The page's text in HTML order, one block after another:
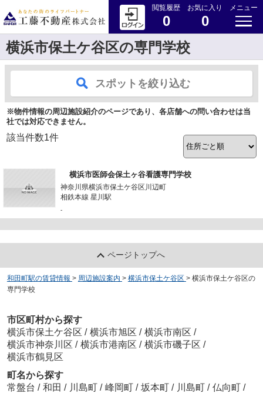
閲覧履歴
0
お気に入り
0
メニュー
横浜市保土ケ谷区の専門学校
スポットを絞り込む
※物件情報の周辺施設紹介のページであり、各店舗への問い合わせは当
社では対応できません。
該当件数1件
横浜市医師会保土ヶ谷看護専門学校
神奈川県横浜市保土ケ谷区川辺町
相鉄本線 星川駅
-
ページトップへ
和田町駅の賃貸情報 > 周辺施設案内 > 横浜市保土ケ谷区 > 横浜市保土ケ谷区の
専門学校
市区町村から探す
横浜市保土ケ谷区 / 横浜市旭区 / 横浜市南区 /
横浜市神奈川区 / 横浜市港南区 / 横浜市磯子区 /
横浜市鶴見区
町名から探す
常盤台 / 和田 / 川島町 / 峰岡町 / 坂本町 / 川島町 / 仏向町 /